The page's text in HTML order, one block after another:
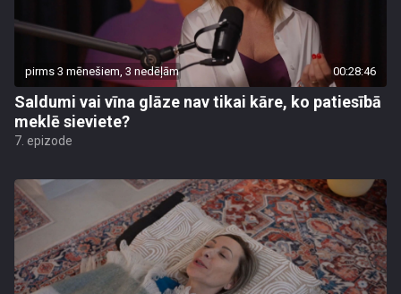
pirms 3 mēnešiem, 3 nedēļām 00:28:46
Saldumi vai vīna glāze nav tikai kāre, ko patiesībā
meklē sieviete?
7. epizode